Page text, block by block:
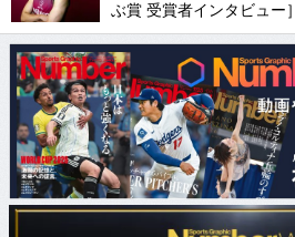
ぶ賞 受賞者インタビュー］